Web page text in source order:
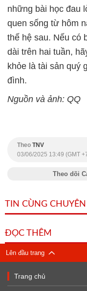
những bài học đau
quen sống từ hôm
thế hệ sau. Nếu có
dài trên hai tuần,
khỏe là tài sản quý
đình.
Nguồn và ảnh: QQ
Theo TNV
03/06/2025 13:49 (GMT
Theo dõi
TIN CÙNG
ĐỌC THÊM
Lên đầu trang
Trang chủ